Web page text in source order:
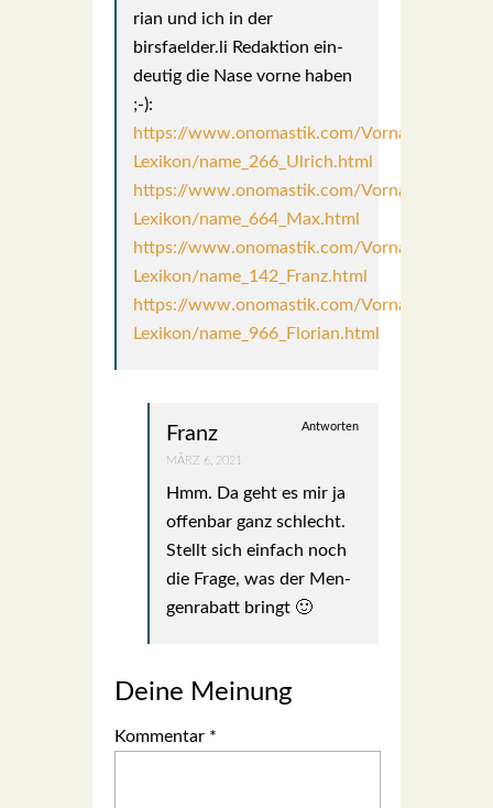
ri­an und ich in der
birsfaelder.li Redak­ti­on ein­
deu­tig die Nase vor­ne haben
;-):
https://www.onomastik.com/Vornamen-
Lexikon/name_266_Ulrich.html
https://www.onomastik.com/Vornamen-
Lexikon/name_664_Max.html
https://www.onomastik.com/Vornamen-
Lexikon/name_142_Franz.html
https://www.onomastik.com/Vornamen-
Lexikon/name_966_Florian.html
Franz Antworten
MÄRZ 6, 2021
Hmm. Da geht es mir ja
offen­bar ganz schlecht.
Stellt sich ein­fach noch
die Fra­ge, was der Men­
gen­ra­batt bringt 🙂
Deine Meinung
Kommentar *